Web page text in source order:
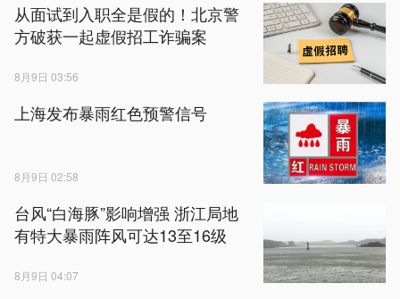
从面试到入职全是假的！北京警
方破获一起虚假招工诈骗案
8月9日 03:56
上海发布暴雨红色预警信号
8月9日 02:58
台风“白海豚”影响增强 浙江局地
有特大暴雨阵风可达13至16级
8月9日 04:07